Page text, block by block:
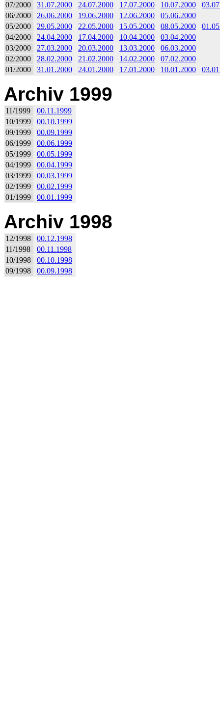
07/2000 31.07.2000 24.07.2000 17.07.2000 10.07.2000
06/2000
26.06.2000 19.06.2000 12.06.2000
05.06.2000
05/2000
29.05.2000 22.05.2000 15.05.2000 08.05.2000
04/2000
24.04.2000 17.04.2000 10.04.2000
03.04.2000
03/2000
27.03.2000 20.03.2000 13.03.2000
06.03.2000
02/2000
28.02.2000 21.02.2000 14.02.2000
07.02.2000
01/2000
31.01.2000 24.01.2000 17.01.2000 10.01.2000
Archiv 1999
11/1999
00.11.1999
10/1999
00.10.1999
09/1999
00.09.1999
06/1999
00.06.1999
05/1999
00.05.1999
04/1999
00.04.1999
03/1999
00.03.1999
02/1999
00.02.1999
01/1999
00.01.1999
Archiv 1998
12/1998
00.12.1998
11/1998
00.11.1998
10/1998
00.10.1998
09/1998
00.09.1998